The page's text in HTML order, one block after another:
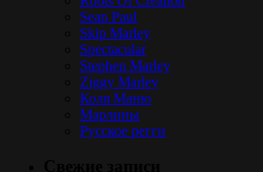
Sean Paul
Skip Marley
Spectacular
Stephen Marley
Ziggy Marley
Коля Маню
Марлины
Русское регги